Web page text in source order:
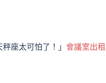
座太可怕了！」 會議室出租